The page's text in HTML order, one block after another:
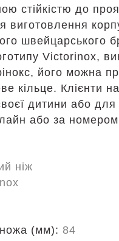
стійкістю до
швейцарського
Victorinox,
його можна
кільце. Клієнти
дитини або
або за номером
ніж
(мм): 84